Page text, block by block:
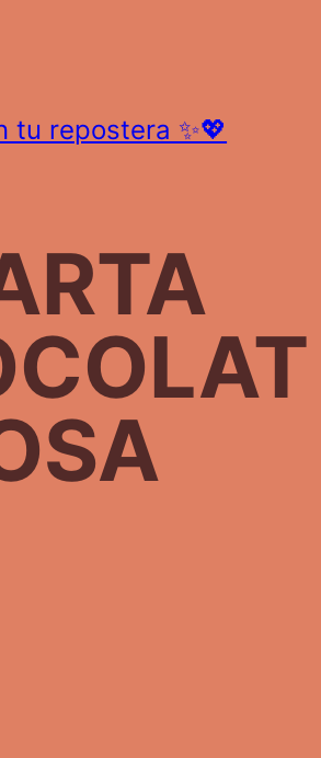
tu repostera ✨💖